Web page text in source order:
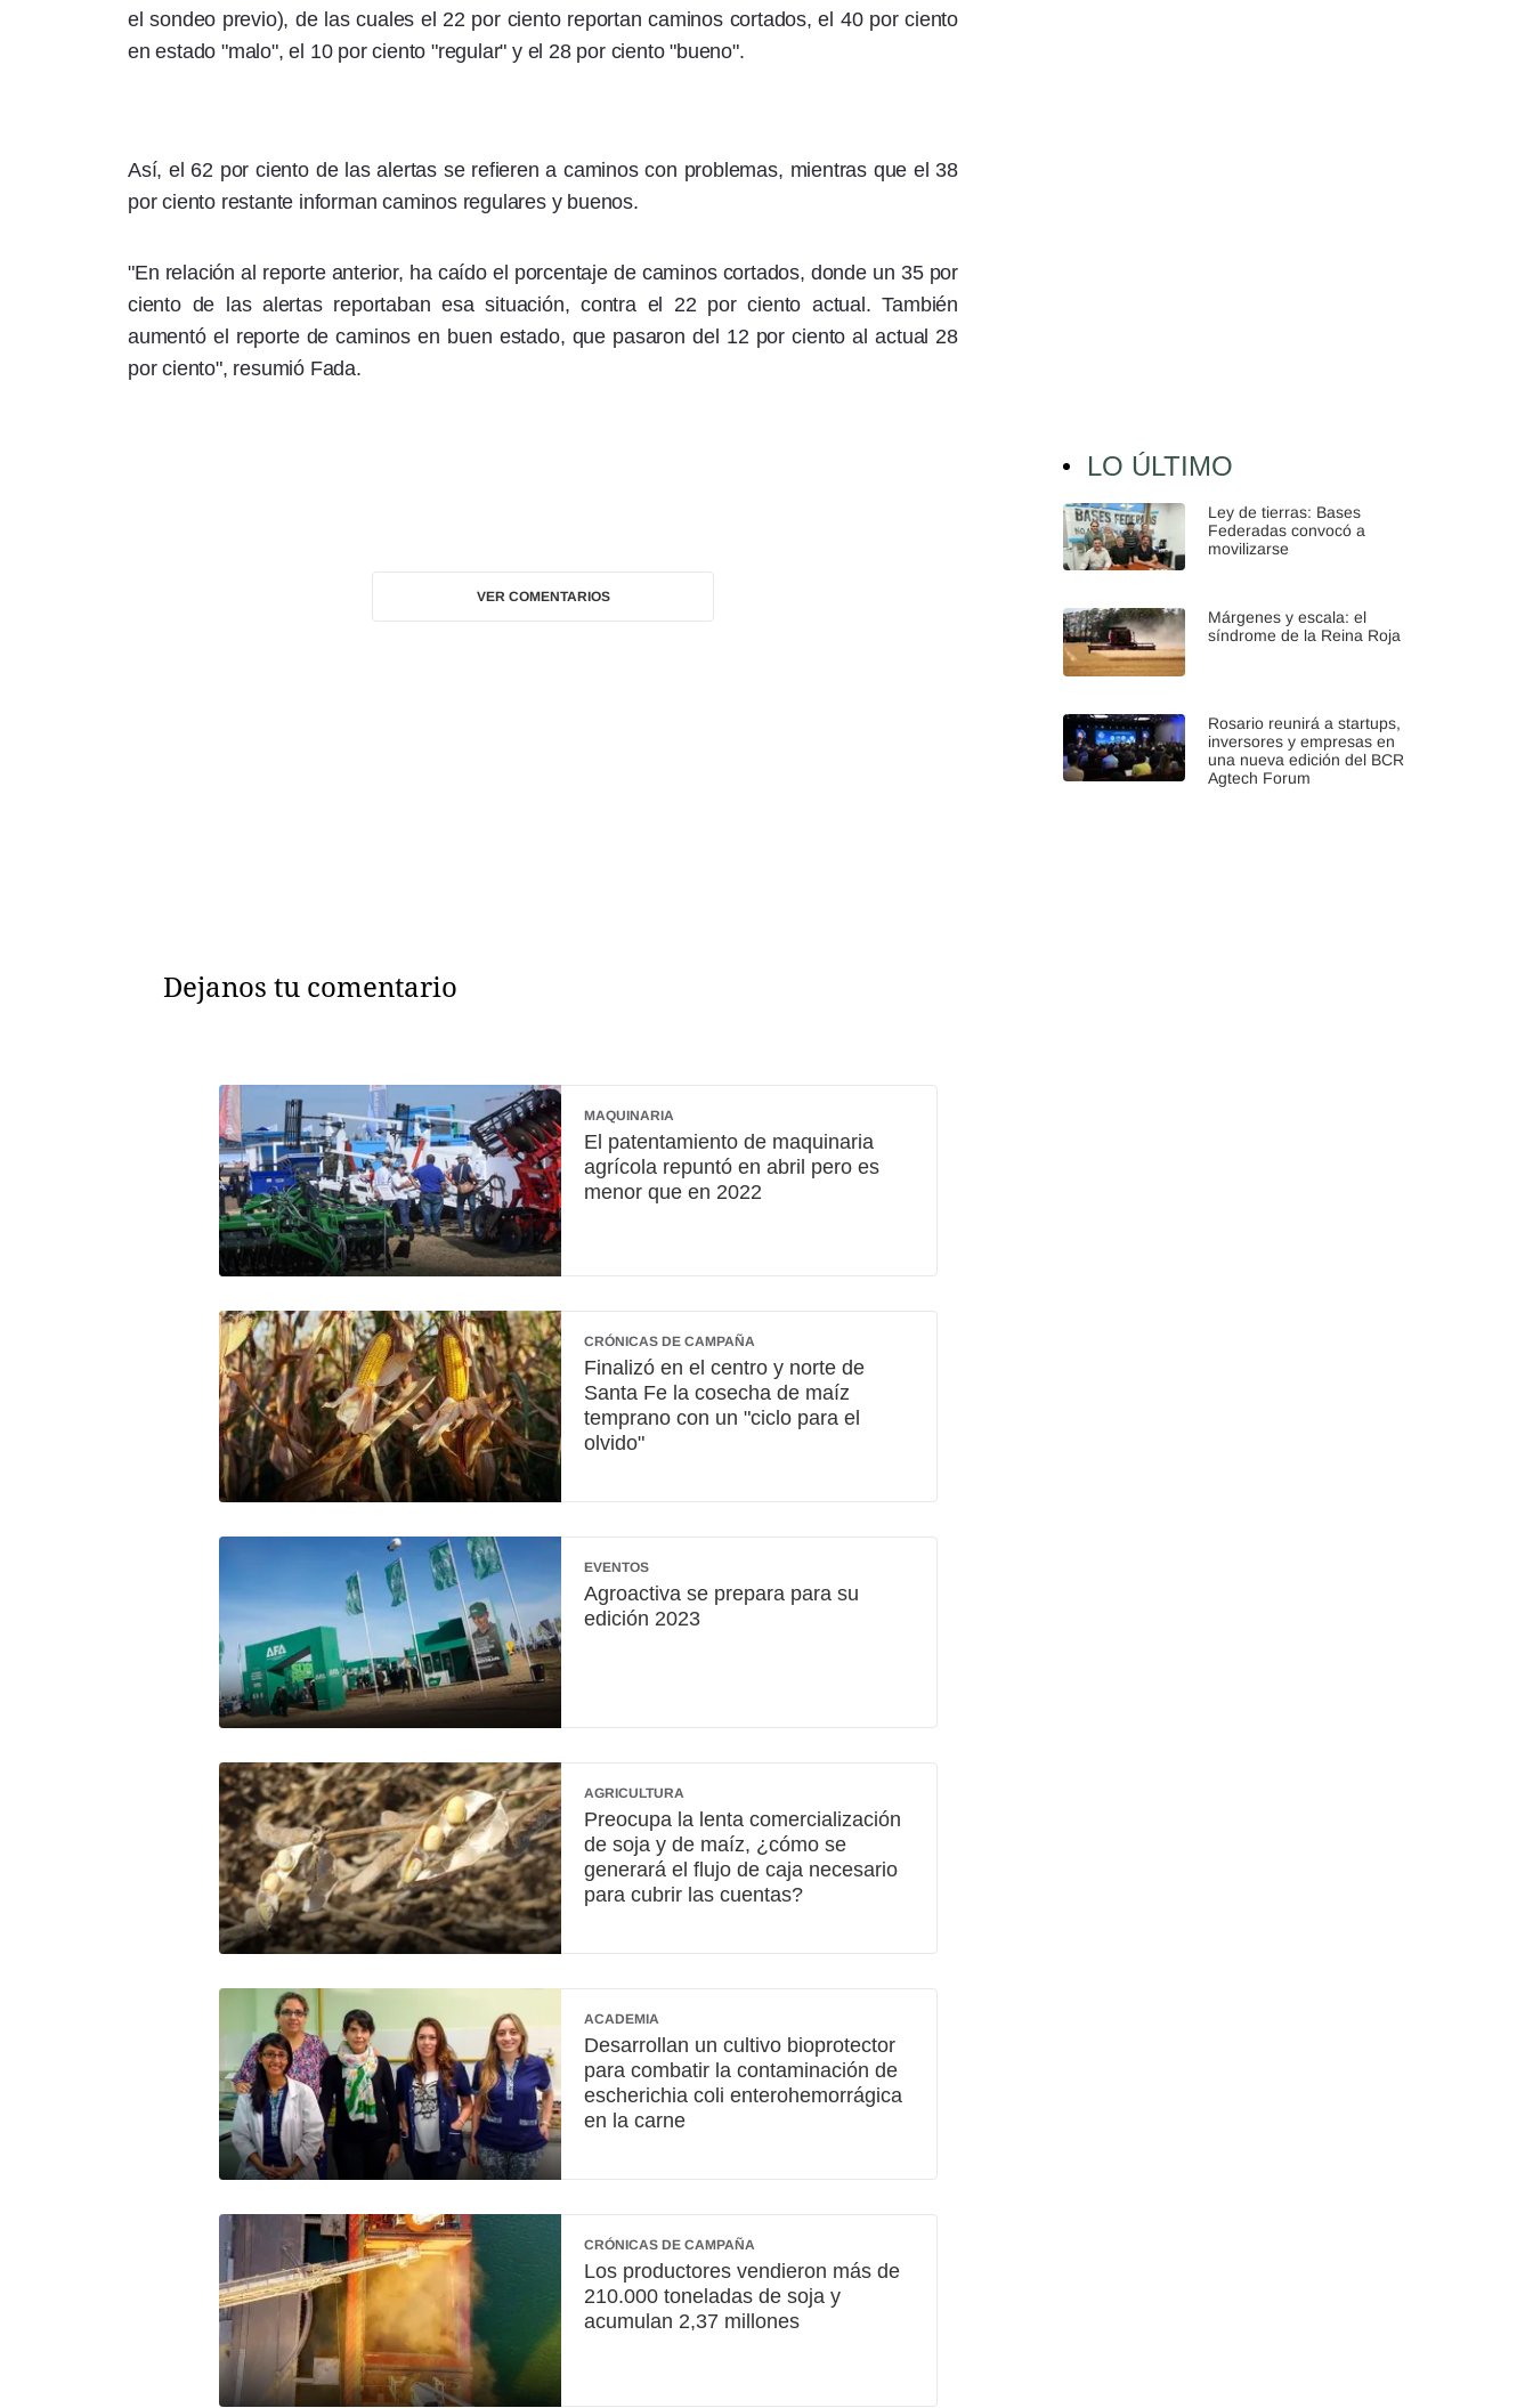
el sondeo previo), de las cuales el 22 por ciento reportan caminos cortados, el 40 por ciento
en estado "malo", el 10 por ciento "regular" y el 28 por ciento "bueno".
Así, el 62 por ciento de las alertas se refieren a caminos con problemas, mientras que el 38
por ciento restante informan caminos regulares y buenos.
"En relación al reporte anterior, ha caído el porcentaje de caminos cortados, donde un 35 por
ciento de las alertas reportaban esa situación, contra el 22 por ciento actual. También
aumentó el reporte de caminos en buen estado, que pasaron del 12 por ciento al actual 28
por ciento", resumió Fada.
VER COMENTARIOS
LO ÚLTIMO
Ley de tierras: Bases
Federadas convocó a
movilizarse
Márgenes y escala: el
síndrome de la Reina Roja
Rosario reunirá a startups,
inversores y empresas en
una nueva edición del BCR
Agtech Forum
Dejanos tu comentario
MAQUINARIA
El patentamiento de maquinaria
agrícola repuntó en abril pero es
menor que en 2022
CRÓNICAS DE CAMPAÑA
Finalizó en el centro y norte de
Santa Fe la cosecha de maíz
temprano con un "ciclo para el
olvido"
EVENTOS
Agroactiva se prepara para su
edición 2023
AGRICULTURA
Preocupa la lenta comercialización
de soja y de maíz, ¿cómo se
generará el flujo de caja necesario
para cubrir las cuentas?
ACADEMIA
Desarrollan un cultivo bioprotector
para combatir la contaminación de
escherichia coli enterohemorrágica
en la carne
CRÓNICAS DE CAMPAÑA
Los productores vendieron más de
210.000 toneladas de soja y
acumulan 2,37 millones